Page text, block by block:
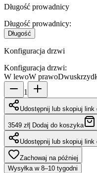
Długość prowadnicy
Długość prowadnicy:
Długość
Konfiguracja drzwi
Konfiguracja drzwi:
W lewoW prawo
1
Udostępnij lub skopiuj link
3549 zł| Dodaj do koszyka
Udostępnij lub skopiuj link
Zachowaj na później
Wysyłka w 8–10 tygodni